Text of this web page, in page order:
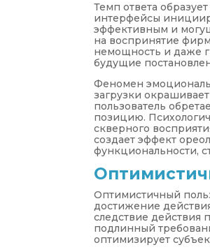
Темп ответа
интерфейсы
эффективным и
на воспринятие
немощность и даже
будущие
Феномен
загрузки
пользователь
позицию.
скверного
создает эффект
функциональности,
Оптимистичный
достижение
следствие действия
подлинный
оптимизирует